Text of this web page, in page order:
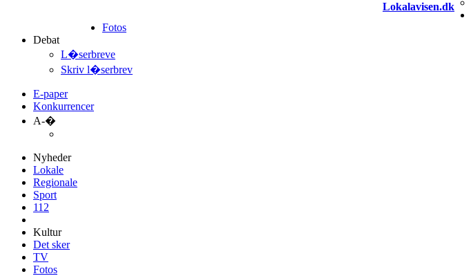
Lokalavisen.dk
Fotos
Debat
L�serbreve
Skriv l�serbrev
E-paper
Konkurrencer
A-�
Nyheder
Lokale
Regionale
Sport
112
Kultur
Det sker
TV
Fotos